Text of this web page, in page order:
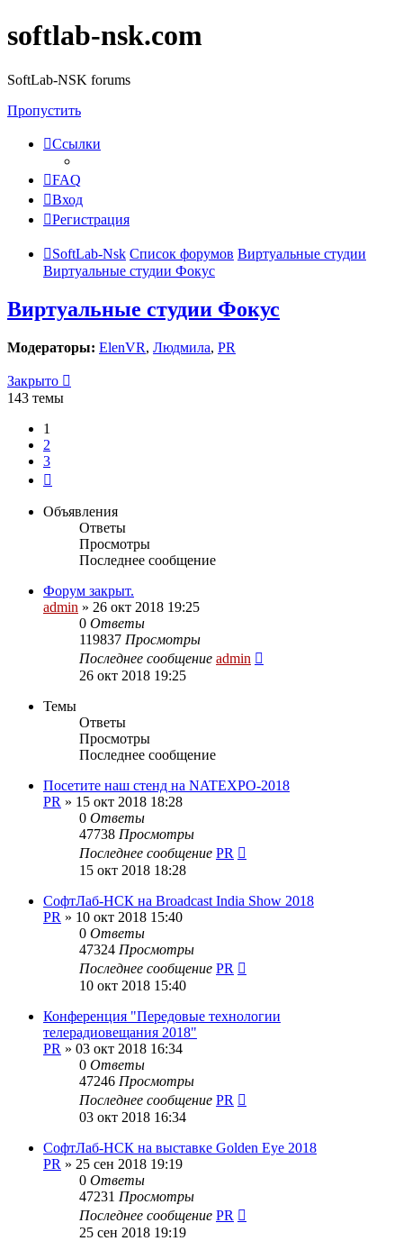
softlab-nsk.com
SoftLab-NSK forums
Пропустить
Ссылки
FAQ
Вход
Регистрация
SoftLab-Nsk Список форумов Виртуальные студии
Виртуальные студии Фокус
Виртуальные студии Фокус
Модераторы: ElenVR, Людмила, PR
Закрыто
143 темы
1
2
3
Объявления
Ответы
Просмотры
Последнее сообщение
Форум закрыт.
admin » 26 окт 2018 19:25
0 Ответы
119837 Просмотры
Последнее сообщение admin
26 окт 2018 19:25
Темы
Ответы
Просмотры
Последнее сообщение
Посетите наш стенд на NATEXPO-2018
PR » 15 окт 2018 18:28
0 Ответы
47738 Просмотры
Последнее сообщение PR
15 окт 2018 18:28
СофтЛаб-НСК на Broadcast India Show 2018
PR » 10 окт 2018 15:40
0 Ответы
47324 Просмотры
Последнее сообщение PR
10 окт 2018 15:40
Конференция "Передовые технологии
телерадиовещания 2018"
PR » 03 окт 2018 16:34
0 Ответы
47246 Просмотры
Последнее сообщение PR
03 окт 2018 16:34
СофтЛаб-НСК на выставке Golden Eye 2018
PR » 25 сен 2018 19:19
0 Ответы
47231 Просмотры
Последнее сообщение PR
25 сен 2018 19:19